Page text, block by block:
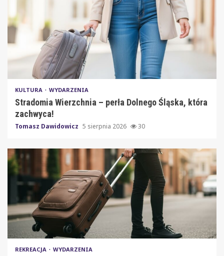
KULTURA WYDARZENIA
Stradomia Wierzchnia – perła Dolnego Śląska, która
zachwyca!
Tomasz Dawidowicz 5 sierpnia 2026 30
REKREACJA WYDARZENIA